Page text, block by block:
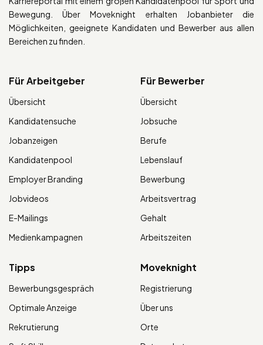
Bewegung. Über Moveknight erhalten Jobanbieter die
Möglichkeiten, geeignete Kandidaten und Bewerber aus allen
Bereichen zu finden.
Für Arbeitgeber
Übersicht
Kandidatensuche
Jobanzeigen
Kandidatenpool
Employer Branding
Jobvideos
E-Mailings
Medienkampagnen
Für Bewerber
Übersicht
Jobsuche
Berufe
Lebenslauf
Bewerbung
Arbeitsvertrag
Gehalt
Arbeitszeiten
Tipps
Bewerbungsgespräch
Optimale Anzeige
Rekrutierung
Moveknight
Registrierung
Über uns
Orte